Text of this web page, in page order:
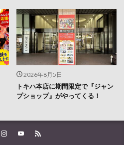
2026年8月5日
トキハ本店に期間限定で『ジャン
プショップ』がやってくる！